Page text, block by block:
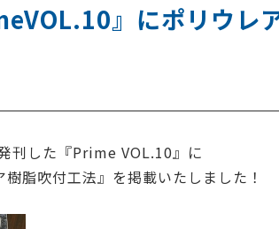
』にポリウレ
刊した『Prime VOL.10』に
脂吹付工法』を掲載いたしました！